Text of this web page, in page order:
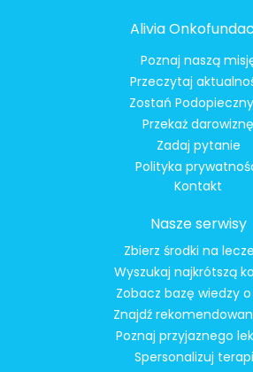
Alivia
Poznaj naszą
Przeczytaj
Zostań
Przekaż darowiznę
Zadaj pytanie
Polityka
Kontakt
Nasze serwisy
Zbierz środki na
Wyszukaj najkrótszą
Zobacz bazę wiedzy
Znajdź
Poznaj przyjaznego
Spersonalizuj